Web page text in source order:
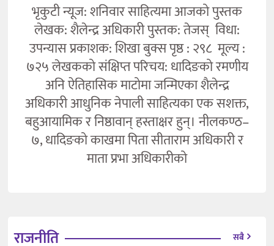
भृकुटी न्यूज: शनिवार साहित्यमा आजको पुस्तक
लेखक: शैलेन्द्र अधिकारी पुस्तक: तेजस् विधा:
उपन्यास प्रकाशक: शिखा बुक्स पृष्ठ : २९८ मूल्य :
७२५ लेखकको संक्षिप्त परिचय: धादिङको रमणीय
अनि ऐतिहासिक माटोमा जन्मिएका शैलेन्द्र
अधिकारी आधुनिक नेपाली साहित्यका एक सशक्त,
बहुआयामिक र निष्ठावान् हस्ताक्षर हुन्। नीलकण्ठ–
७, धादिङको काखमा पिता सीताराम अधिकारी र
माता प्रभा अधिकारीको
राजनीति सबै